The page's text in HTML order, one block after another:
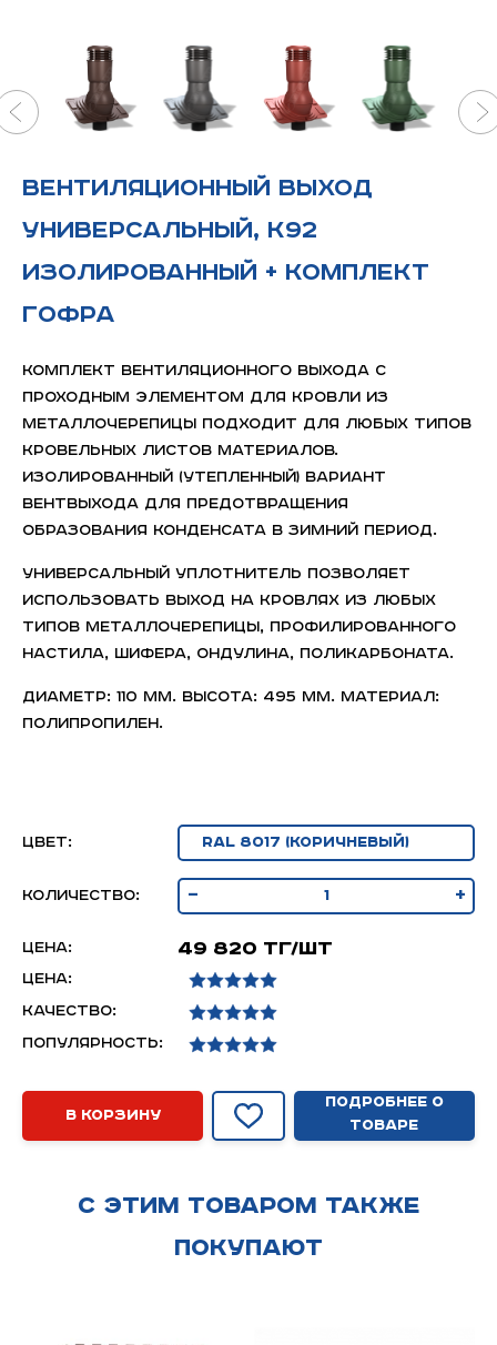
Вентиляционный выход
универсальный, K92
изолированный + комплект
гофра
Комплект вентиляционного выхода с
проходным элементом для кровли из
металлочерепицы подходит для любых типов
кровельных листов материалов.
Изолированный (утепленный) вариант
вентвыхода для предотвращения
образования конденсата в зимний период.
Универсальный уплотнитель позволяет
использовать выход на кровлях из любых
типов металлочерепицы, профилированного
настила, шифера, Ондулина, поликарбоната.
Диаметр: 110 мм. Высота: 495 мм. Материал:
полипропилен.
Цвет:
Количество: - +
Цена: 49 820 тг/шт
Цена:
Качество:
Популярность:
В корзину
Подробнее о
товаре
С этим товаром также
покупают